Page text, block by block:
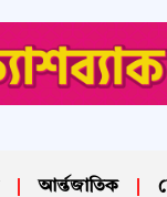
আর্ন্তজাতিক